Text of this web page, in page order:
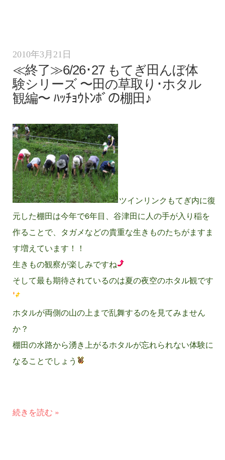
2010年3月21日
≪終了≫6/26･27 もてぎ田んぼ体
験シリーズ 〜田の草取り･ホタル
観編〜 ﾊｯﾁｮｳﾄﾝﾎﾞの棚田♪
ツインリンクもてぎ内に復
元した棚田は今年で6年目、谷津田に人の手が入り稲を
作ることで、タガメなどの貴重な生きものたちがますま
す増えています！！
生きもの観察が楽しみですね
そして最も期待されているのは夏の夜空のホタル観です
ホタルが両側の山の上まで乱舞するのを見てみません
か？
棚田の水路から湧き上がるホタルが忘れられない体験に
なることでしょう
続きを読む »